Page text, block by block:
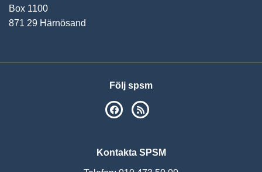
Box 1100
871 29 Härnösand
Följ spsm
SPSM på Facebook
Kontakta SPSM